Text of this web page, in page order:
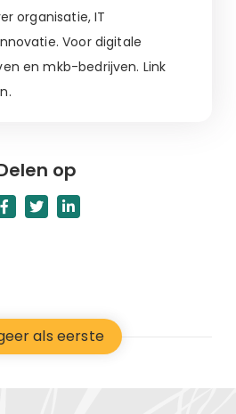
organisatie, IT
Voor digitale
en mkb-bedrijven. Link
op
als eerste